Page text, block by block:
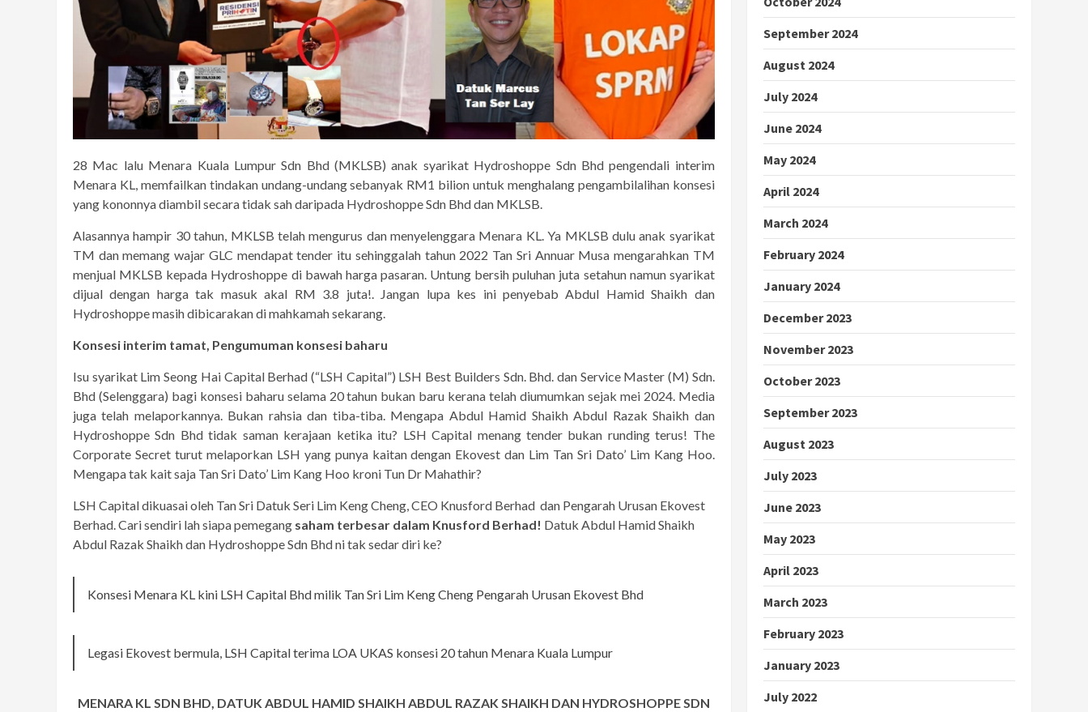
28 Mac lalu Menara Kuala Lumpur Sdn Bhd (MKLSB) anak syarikat Hydroshoppe Sdn Bhd pengendali interim
Menara KL, memfailkan tindakan undang-undang sebanyak RM1 bilion untuk menghalang pengambilalihan konsesi
yang kononnya diambil secara tidak sah daripada Hydroshoppe Sdn Bhd dan MKLSB.
Alasannya hampir 30 tahun, MKLSB telah mengurus dan menyelenggara Menara KL. Ya MKLSB dulu anak syarikat
TM dan memang wajar GLC mendapat tender itu sehinggalah tahun 2022 Tan Sri Annuar Musa mengarahkan TM
menjual MKLSB kepada Hydroshoppe di bawah harga pasaran. Untung bersih puluhan juta setahun namun syarikat
dijual dengan harga tak masuk akal RM 3.8 juta!. Jangan lupa kes ini penyebab Abdul Hamid Shaikh dan
Hydroshoppe masih dibicarakan di mahkamah sekarang.
Konsesi interim tamat, Pengumuman konsesi baharu
Isu syarikat Lim Seong Hai Capital Berhad (“LSH Capital”) LSH Best Builders Sdn. Bhd. dan Service Master (M) Sdn.
Bhd (Selenggara) bagi konsesi baharu selama 20 tahun bukan baru kerana telah diumumkan sejak mei 2024. Media
juga telah melaporkannya. Bukan rahsia dan tiba-tiba. Mengapa Abdul Hamid Shaikh Abdul Razak Shaikh dan
Hydroshoppe Sdn Bhd tidak saman kerajaan ketika itu? LSH Capital menang tender bukan runding terus! The
Corporate Secret turut melaporkan LSH yang punya kaitan dengan Ekovest dan Lim Tan Sri Dato’ Lim Kang Hoo.
Mengapa tak kait saja Tan Sri Dato’ Lim Kang Hoo kroni Tun Dr Mahathir?
LSH Capital dikuasai oleh Tan Sri Datuk Seri Lim Keng Cheng, CEO Knusford Berhad dan Pengarah Urusan Ekovest
Berhad. Cari sendiri lah siapa pemegang saham terbesar dalam Knusford Berhad! Datuk Abdul Hamid Shaikh
Abdul Razak Shaikh dan Hydroshoppe Sdn Bhd ni tak sedar diri ke?
Konsesi Menara KL kini LSH Capital Bhd milik Tan Sri Lim Keng Cheng Pengarah Urusan Ekovest Bhd
Legasi Ekovest bermula, LSH Capital terima LOA UKAS konsesi 20 tahun Menara Kuala Lumpur
MENARA KL SDN BHD, DATUK ABDUL HAMID SHAIKH ABDUL RAZAK SHAIKH DAN HYDROSHOPPE SDN
September 2024
August 2024
July 2024
June 2024
May 2024
April 2024
March 2024
February 2024
January 2024
December 2023
November 2023
October 2023
September 2023
August 2023
July 2023
June 2023
May 2023
April 2023
March 2023
February 2023
January 2023
July 2022